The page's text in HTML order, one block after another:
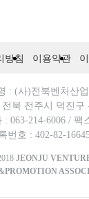
방침 이용약관
: (사)전북벤처산
전북 전주시 덕진구
: 063-214-6006 / 팩
번호 : 402-82-
JEONJU